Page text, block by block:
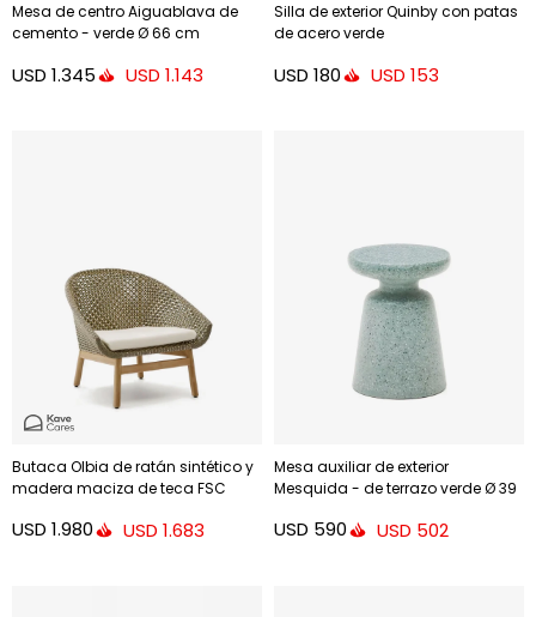
Mesa de centro Aiguablava de
cemento - verde Ø 66 cm
USD 1.345 USD 1.143
Silla de exterior Quinby con patas
de acero verde
USD 180 USD 153
Butaca Olbia de ratán sintético y
madera maciza de teca FSC
USD 1.980 USD 1.683
Mesa auxiliar de exterior
Mesquida - de terrazo verde Ø 39
USD 590 USD 502